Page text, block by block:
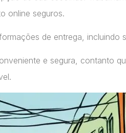
online seguros.
de entrega,
e segura, contanto